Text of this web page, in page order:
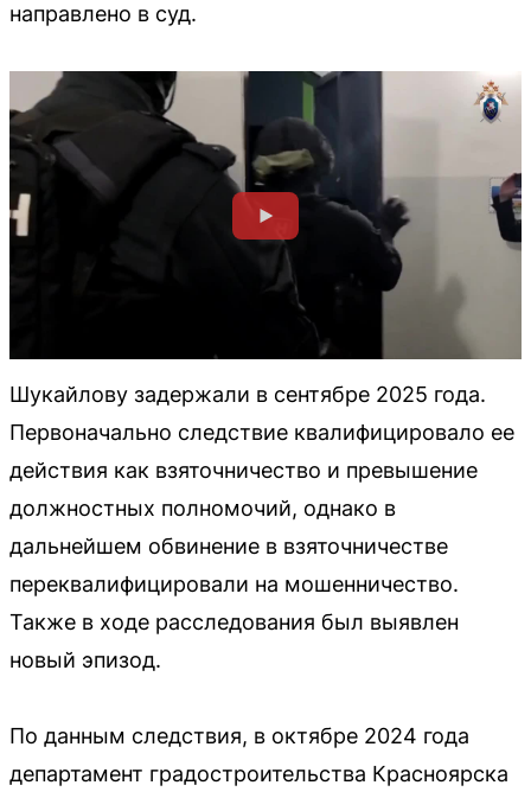
направлено в суд.
Шукайлову задержали в сентябре 2025 года.
Первоначально следствие квалифицировало ее
действия как взяточничество и превышение
должностных полномочий, однако в
дальнейшем обвинение в взяточничестве
переквалифицировали на мошенничество.
Также в ходе расследования был выявлен
новый эпизод.
По данным следствия, в октябре 2024 года
департамент градостроительства Красноярска